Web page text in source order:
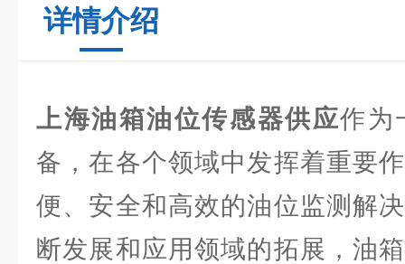
详情介绍
上海油箱油位传感器供应作为
备，在各个领域中发挥着重要
便、安全和高效的油位监测解
断发展和应用领域的拓展，油